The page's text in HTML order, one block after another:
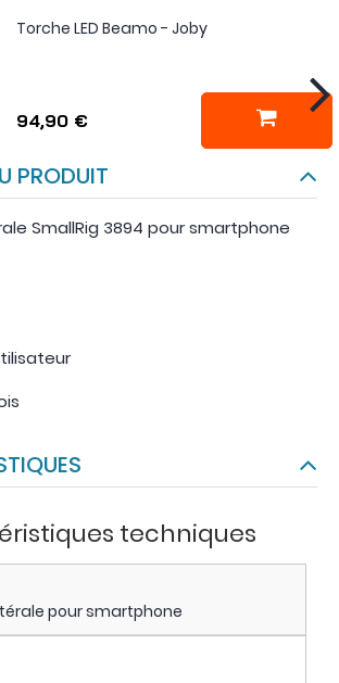
Torche LED Beamo - Joby
94,90 €
PRODUIT
SmallRig 3894 pour smartphone
techniques
pour smartphone